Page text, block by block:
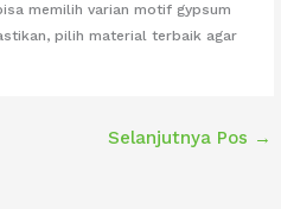
memilih varian motif gypsum
pilih material terbaik agar
Selanjutnya Pos →